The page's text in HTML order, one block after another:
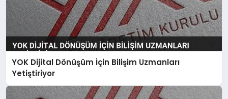
YOK Dijital Dönüşüm İçin Bilişim Uzmanları
Yetiştiriyor